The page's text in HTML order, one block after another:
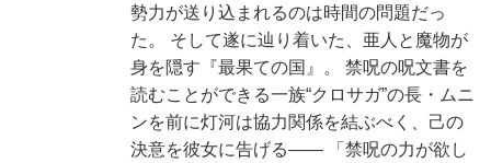
勢力が送り込まれるのは時間の問題だっ
た。 そして遂に辿り着いた、亜人と魔物が
身を隠す『最果ての国』。 禁呪の呪文書を
読むことができる一族“クロサガ”の長・ムニ
ンを前に灯河は協力関係を結ぶべく、己の
決意を彼女に告げる―― 「禁呪の力が欲し